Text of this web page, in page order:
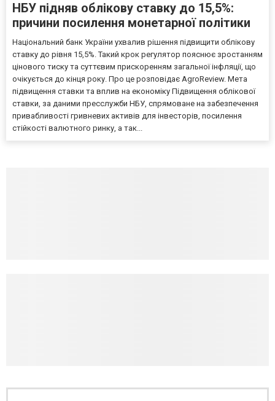
НБУ підняв облікову ставку до 15,5%:
причини посилення монетарної політики
Національний банк України ухвалив рішення підвищити облікову
ставку до рівня 15,5%. Такий крок регулятор пояснює зростанням
цінового тиску та суттєвим прискоренням загальної інфляції, що
очікується до кінця року. Про це розповідає AgroReview. Мета
підвищення ставки та вплив на економіку Підвищення облікової
ставки, за даними пресслужби НБУ, спрямоване на забезпечення
привабливості гривневих активів для інвесторів, посилення
стійкості валютного ринку, а так...